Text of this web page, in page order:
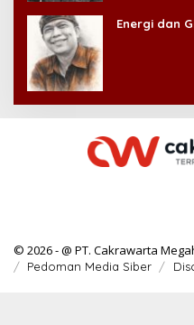
Energi dan
© 2026 - @ PT. Cakrawarta
Pedoman Media Siber